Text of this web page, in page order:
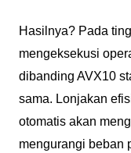
Hasilnya? Pada
mengeksekusi
dibanding AVX10
sama. Lonjakan
otomatis akan
mengurangi beban